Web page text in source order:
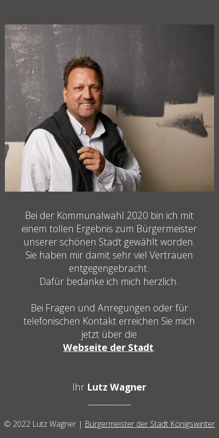
Bei der Kommunalwahl 2020 bin ich mit
einem tollen Ergebnis zum Bürgermeister
unserer schönen Stadt gewählt worden.
Sie haben mir damit sehr viel Vertrauen
entgegengebracht.
Dafür bedanke ich mich herzlich.
Bei Fragen und Anregungen oder für
telefonischen Kontakt erreichen Sie mich
jetzt über die
Webseite der Stadt.
Ihr Lutz Wagner
© 2022 Lutz Wagner | Bürgermeister der Stadt Königswinter